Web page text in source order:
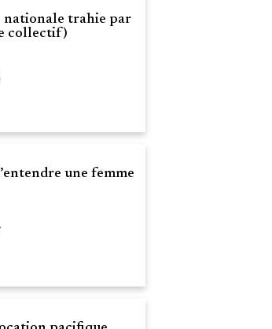
nationale trahie par
collectif)
une femme